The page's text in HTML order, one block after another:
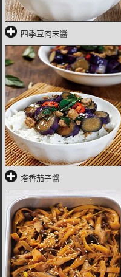
四季豆肉末醬
塔香茄子醬